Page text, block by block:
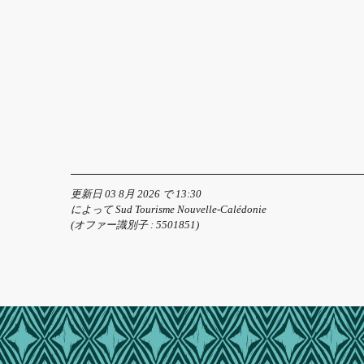
更新日 03 8月 2026 で 13:30
によって Sud Tourisme Nouvelle-Calédonie
(オファー識別子 : 5501851 )